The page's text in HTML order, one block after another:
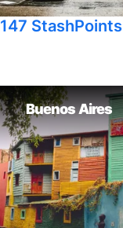
147 StashPoints
Buenos Aires